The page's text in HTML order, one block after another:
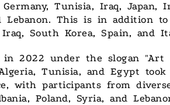
Tunisia, Iraq,
Lebanon. This is in addition
South Korea, Spain, and
2022 under the slogan "Art
Tunisia, and Egypt
with participants from
Poland, Syria, and